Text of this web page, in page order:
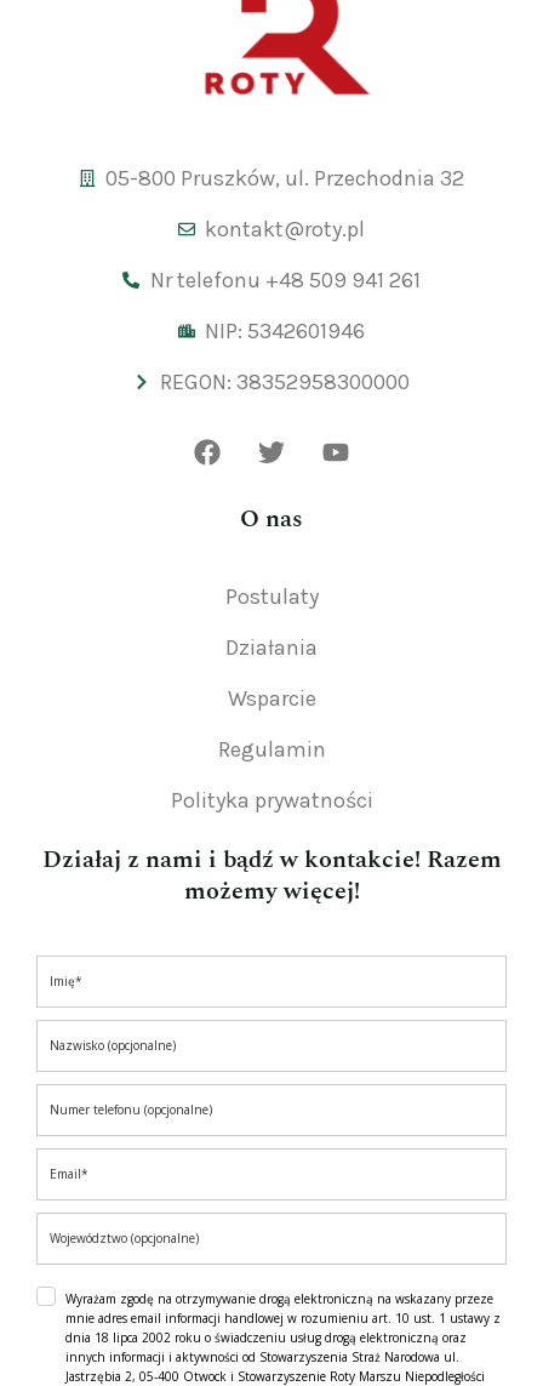
05-800 Pruszków, ul. Przechodnia 32
kontakt@roty.pl
Nr telefonu +48 509 941 261
NIP: 5342601946
REGON: 38352958300000
O nas
Postulaty
Działania
Wsparcie
Regulamin
Polityka prywatności
Działaj z nami i bądź w kontakcie! Razem
możemy więcej!
Wyrażam zgodę na otrzymywanie drogą elektroniczną na wskazany przeze
mnie adres email informacji handlowej w rozumieniu art. 10 ust. 1 ustawy z
dnia 18 lipca 2002 roku o świadczeniu usług drogą elektroniczną oraz
innych informacji i aktywności od Stowarzyszenia Straż Narodowa ul.
Jastrzębia 2, 05-400 Otwock i Stowarzyszenie Roty Marszu Niepodległości